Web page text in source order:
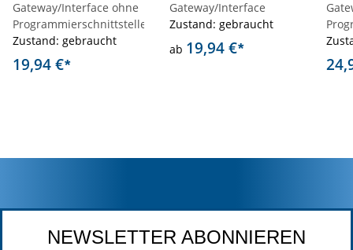
Gateway/Interface ohne
Programmierschnittstelle
Zustand: gebraucht
19,94 €*
Gateway/Interface
Zustand: gebraucht
ab 19,94 €*
NEWSLETTER ABONNIEREN